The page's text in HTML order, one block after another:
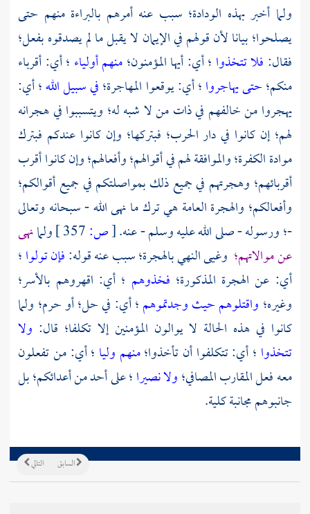
ولما أخبر بهذه الودادة؛ سبب عنه أمرهم بالبراءة منهم حتى
يصلحوا؛ بيانا لأن قولهم في الإيمان لا يقبل ما لم يصدقوه بفعل؛
فقال: فلا تتخذوا ؛ أي: أيها المؤمنون؛منهم أولياء ؛ أي: أقرباء
منكم؛حتى يهاجروا؛ أي: يوقعوا المهاجرة؛في سبيل الله؛ أي:
يهجروا من خالفهم في ذات من لا شبه له؛ ويتسببوا في هجرانه
لهم؛ إن كانوا في دار الحرب؛ فبتركها؛ وإن كانوا عندكم فبترك
موادة الكفرة؛ والموافقة لهم في أقوالهم؛ وأفعالهم؛ وإن كانوا أقرب
أقربائهم؛ وهجرتهم في جميع ذلك بمواصلتكم في جميع أقوالكم؛
وأفعالكم؛ والهجرة العامة هي ترك ما نهى الله - سبحانه وتعالى
-؛ ورسوله - صلى الله عليه وسلم - عنه.[ص: ولمانهى
عن موالاتهم؛ وغيى النهي بالهجرة؛ سبب عنه قوله:فإن تولوا؛
أي: عن الهجرة المذكورة؛ فخذوهم ؛ أي: اقهروهم بالأسر؛
وغيره؛ واقتلوهم حيث وجدتموهم؛ أي: في حل؛ أو حرم؛ ولما
كانوا في هذه الحالة لا يوالون المؤمنين إلا تكلفا؛ قال: ولا
تتخذوا ؛ أي: تتكلفوا أن تأخذوا؛منهم وليا ؛ أي: من تفعلون
معه فعل المقارب المصافي؛ولا نصيرا؛ على أحد من أعدائكم؛ بل
جانبوهم مجانبة كلية.
التالي السابق